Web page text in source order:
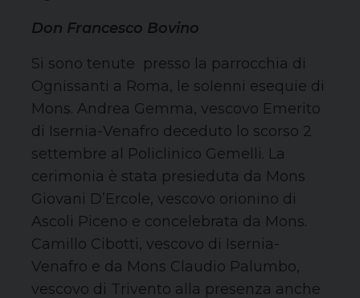
Don Francesco Bovino
Si sono tenute presso la parrocchia di
Ognissanti a Roma, le solenni esequie di
Mons. Andrea Gemma, vescovo Emerito
di Isernia-Venafro deceduto lo scorso 2
settembre al Policlinico Gemelli. La
cerimonia è stata presieduta da Mons
Giovani D’Ercole, vescovo orionino di
Ascoli Piceno e concelebrata da Mons.
Camillo Cibotti, vescovo di Isernia-
Venafro e da Mons Claudio Palumbo,
vescovo di Trivento alla presenza anche